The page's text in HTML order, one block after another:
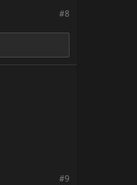
#8
#9